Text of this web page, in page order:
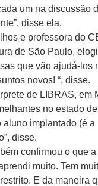
um na discussão
disse ela.
e professora do
de São Paulo,
que vão ajudá-los
novos! “, disse.
de LIBRAS, em
no estado
implantado (é
disse.
confirmou o que
muito. Tem
E da maneira